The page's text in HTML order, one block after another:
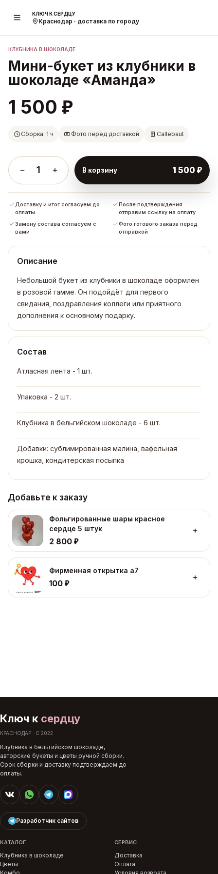
КЛЮЧ К СЕРДЦУ
Краснодар · доставка по городу
КЛУБНИКА В ШОКОЛАДЕ
Мини-букет из клубники в
шоколаде «Аманда»
1 500 ₽
Сборка: 1 ч Фото перед доставкой Callebaut
1 В корзину 1 500 ₽
Доставку и итог согласуем до
оплаты
После подтверждения
отправим ссылку на оплату
Замену состава согласуем с
вами
Фото готового заказа перед
отправкой
Описание
Небольшой букет из клубники в шоколаде оформлен
в розовой гамме. Он подойдёт для первого
свидания, поздравления коллеги или приятного
дополнения к основному подарку.
Состав
Атласная лента - 1 шт.
Упаковка - 2 шт.
Клубника в бельгийском шоколаде - 6 шт.
Добавки: сублимированная малина, вафельная
крошка, кондитерская посыпка
Добавьте к заказу
Фольгированные шары красное
сердце 5 штук
2 800 ₽
Фирменная открытка а7
100 ₽
Ключ к сердцу
КРАСНОДАР · С 2022
Клубника в бельгийском шоколаде,
авторские букеты и цветы ручной сборки.
Срок сборки и доставку подтверждаем до
оплаты.
Разработчик сайтов
КАТАЛОГ
Клубника в шоколаде
Цветы
СЕРВИС
Доставка
Оплата